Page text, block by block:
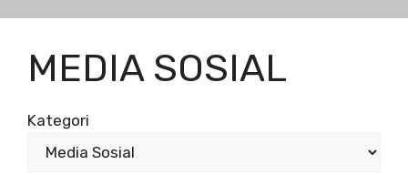
MEDIA SOSIAL
Kategori